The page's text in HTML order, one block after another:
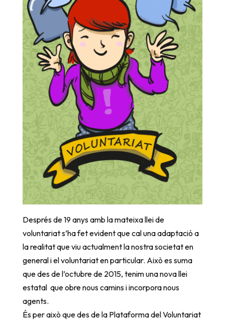
Després de 19 anys amb la mateixa llei de
voluntariat s’ha fet evident que cal una adaptació a
la realitat que viu actualment la nostra societat en
general i el voluntariat en particular. Això es suma
que des de l’octubre de 2015, tenim una nova llei
estatal que obre nous camins i incorpora nous
agents.
És per això que des de la Plataforma del Voluntariat